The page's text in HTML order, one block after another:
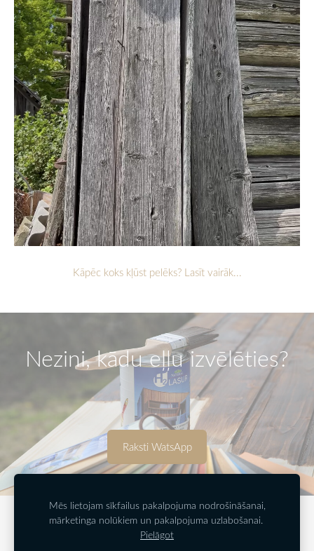
Kāpēc koks kļūst pelēks? Lasīt vairāk...
Nezini, kādu eļļu izvēlēties?
​Raksti WatsApp​
VEIKALS BLOGS PARTNERI
KONTAKTI
SERTIFIKĀTI/DOKUMENTI
Mēs lietojam sīkfailus pakalpojuma nodrošināšanai,
mārketinga nolūkiem un pakalpojuma uzlabošanai.
Pielāgot